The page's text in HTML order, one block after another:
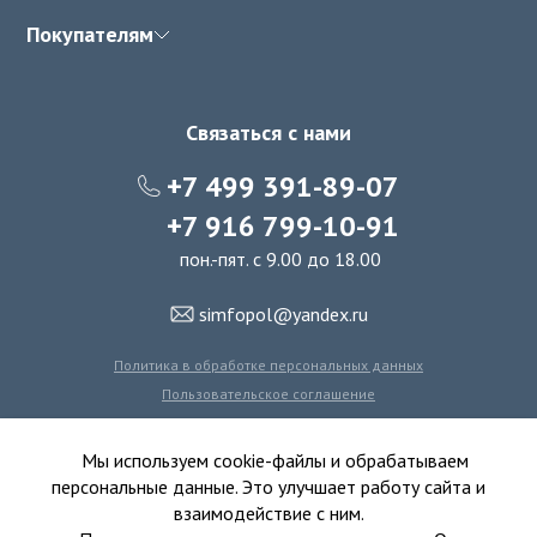
Покупателям
Связаться с нами
+7 499 391-89-07
+7 916 799-10-91
пон.-пят. с 9.00 до 18.00
simfopol@yandex.ru
Политика в обработке персональных данных
Пользовательское соглашение
Политика использования файлов cookie
© 2016-2026 Симфония Пола - интернет-магазин
Мы используем cookie-файлы и обрабатываем
персональные данные. Это улучшает работу сайта и
взаимодействие с ним.